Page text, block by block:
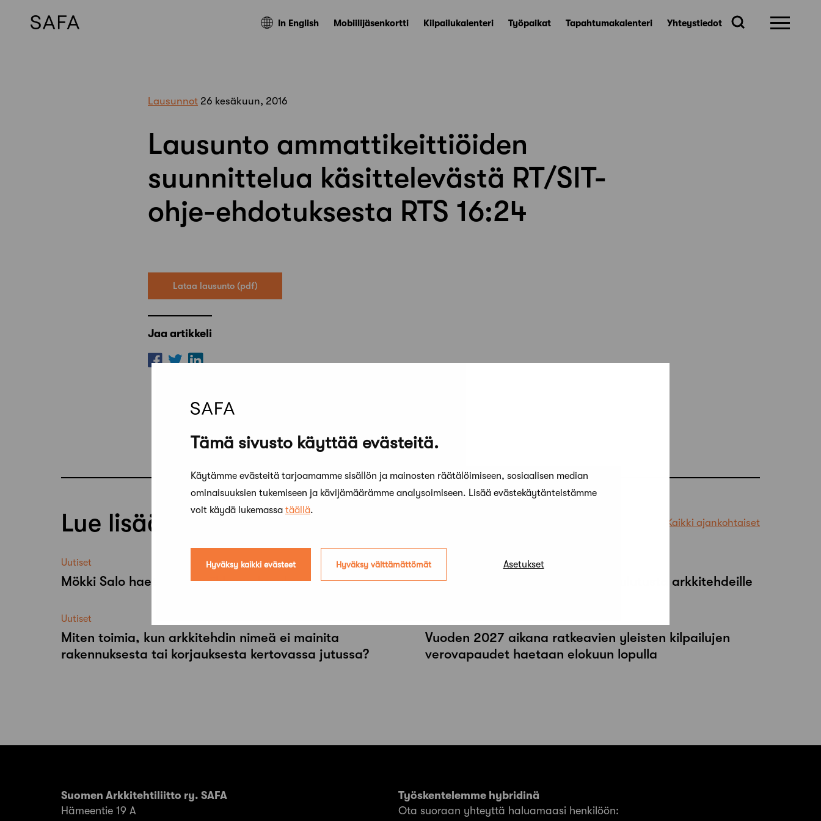
Tämä sivusto käyttää evästeitä.
Käytämme evästeitä tarjoamamme sisällön ja mainosten räätälöimiseen, sosiaalisen median
ominaisuuksien tukemiseen ja kävijämäärämme analysoimiseen. Lisää evästekäytänteistämme
voit käydä lukemassa täällä.
Hyväksy kaikki evästeet Hyväksy välttämättömät Asetukset
In English Mobiilijäsenkortti Kilpailukalenteri Työpaikat Tapahtumakalenteri Yhteystiedot
Lausunnot 26 kesäkuun, 2016
Lausunto ammattikeittiöiden
suunnittelua käsittelevästä RT/SIT-
ohje-ehdotuksesta RTS 16:24
Lataa lausunto
Jaa artikkeli
Lue lisää Kaikki ajankohtaiset
Uutiset
Mökki Salo haettavissa viikkovuokraukseen
Uutiset
Aalto-​yliopistolta maksutonta koulutusta arkkitehdeille
Uutiset
Miten toimia, kun arkkitehdin nimeä ei mainita
rakennuksesta tai korjauksesta kertovassa jutussa?
Vuoden 2027 aikana ratkeavien yleisten kilpailujen
verovapaudet haetaan elokuun lopulla
Suomen Arkkitehtiliitto ry. SAFA
Hämeentie 19 A
Työskentelemme hybridinä
Ota suoraan yhteyttä haluamaasi henkilöön: